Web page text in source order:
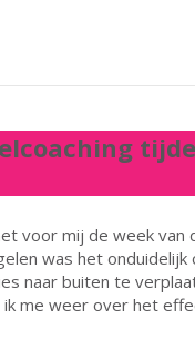
voor mij de week van
was het
naar buiten te
me weer over het